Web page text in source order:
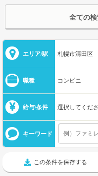
全ての
エリア/駅 札幌市清田区
職種 コンビニ
給与/条件 選択してくだ
キーワード
この条件を保存する